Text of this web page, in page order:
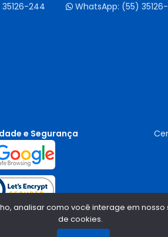
244
WhatsApp: (55)
e Segurança
analisar como você interage em
de cookies.